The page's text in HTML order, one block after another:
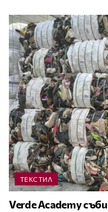
ТЕКСТИЛ
Verde Academy